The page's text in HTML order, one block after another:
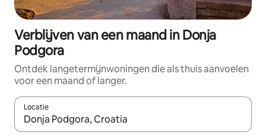
Verblijven van een maand in Donja
Podgora
Ontdek langetermijnwoningen die als thuis aanvoelen
voor een maand of langer.
Locatie
Wanneer er resultaten beschikbaar zijn, maak je een keuze